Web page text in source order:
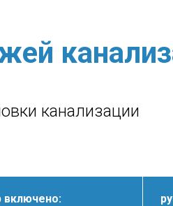
канализации
включено: